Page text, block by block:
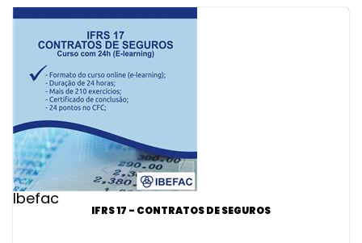
Ibefac
IFRS 17 - CONTRATOS DE SEGUROS